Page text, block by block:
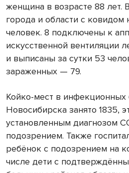
женщина в возрасте 88 лет.
города и области с ковидом
человек. 8 подключены к
искусственной вентиляции
и выписаны за сутки 53
зараженных — 79.
Койко-мест в инфекционных
Новосибирска занято 1835,
установленным диагнозом
подозрением. Также
ребёнок с подозрением на
числе дети с